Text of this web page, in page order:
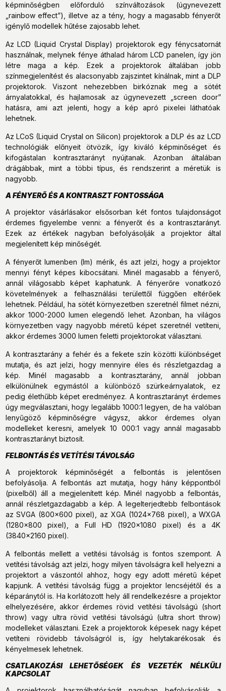
képminőségben előforduló színváltozások (úgynevezett
„rainbow effect”), illetve az a tény, hogy a magasabb fényerőt
igénylő modellek hűtése zajosabb lehet.
Az LCD (Liquid Crystal Display) projektorok egy fénycsatornát
használnak, melynek fénye áthalad három LCD panelen, így jön
létre maga a kép. Ezek a projektorok általában jobb
színmegjelenítést és alacsonyabb zajszintet kínálnak, mint a DLP
projektorok. Viszont nehezebben birkóznak meg a sötét
árnyalatokkal, és hajlamosak az úgynevezett „screen door”
hatásra, ami azt jelenti, hogy a kép apró pixelei láthatóak
lehetnek.
Az LCoS (Liquid Crystal on Silicon) projektorok a DLP és az LCD
technológiák előnyeit ötvözik, így kiváló képminőséget és
kifogástalan kontrasztarányt nyújtanak. Azonban általában
drágábbak, mint a többi típus, és rendszerint a méretük is
nagyobb.
A FÉNYERŐ ÉS A KONTRASZT FONTOSSÁGA
A projektor vásárlásakor elsősorban két fontos tulajdonságot
érdemes figyelembe venni: a fényerőt és a kontrasztarányt.
Ezek az értékek nagyban befolyásolják a projektor által
megjelenített kép minőségét.
A fényerőt lumenben (lm) mérik, és azt jelzi, hogy a projektor
mennyi fényt képes kibocsátani. Minél magasabb a fényerő,
annál világosabb képet kaphatunk. A fényerőre vonatkozó
követelmények a felhasználási területtől függően eltérőek
lehetnek. Például, ha sötét környezetben szeretnél filmet nézni,
akkor 1000-2000 lumen elegendő lehet. Azonban, ha világos
környezetben vagy nagyobb méretű képet szeretnél vetíteni,
akkor érdemes 3000 lumen feletti projektorokat választani.
A kontrasztarány a fehér és a fekete szín közötti különbséget
mutatja, és azt jelzi, hogy mennyire éles és részletgazdag a
kép. Minél magasabb a kontrasztarány, annál jobban
elkülönülnek egymástól a különböző szürkeárnyalatok, ez
pedig élethűbb képet eredményez. A kontrasztarányt érdemes
úgy megválasztani, hogy legalább 1000:1 legyen, de ha valóban
lenyűgöző képminőségre vágysz, akkor érdemes olyan
modelleket keresni, amelyek 10 000:1 vagy annál magasabb
kontrasztarányt biztosít.
FELBONTÁS ÉS VETÍTÉSI TÁVOLSÁG
A projektorok képminőségét a felbontás is jelentősen
befolyásolja. A felbontás azt mutatja, hogy hány képpontból
(pixelből) áll a megjelenített kép. Minél nagyobb a felbontás,
annál részletgazdagabb a kép. A legelterjedtebb felbontások
az SVGA (800x600 pixel), az XGA (1024x768 pixel), a WXGA
(1280x800 pixel), a Full HD (1920x1080 pixel) és a 4K
(3840x2160 pixel).
A felbontás mellett a vetítési távolság is fontos szempont. A
vetítési távolság azt jelzi, hogy milyen távolságra kell helyezni a
projektort a vászontól ahhoz, hogy egy adott méretű képet
kapjunk. A vetítési távolság függ a projektor lencséjétől és a
képaránytól is. Ha korlátozott hely áll rendelkezésre a projektor
elhelyezésére, akkor érdemes rövid vetítési távolságú (short
throw) vagy ultra rövid vetítési távolságú (ultra short throw)
modelleket választani. Ezek a projektorok képesek nagy képet
vetíteni rövidebb távolságról is, így helytakarékosak és
kényelmesek lehetnek.
CSATLAKOZÁSI LEHETŐSÉGEK ÉS VEZETÉK NÉLKÜLI
KAPCSOLAT